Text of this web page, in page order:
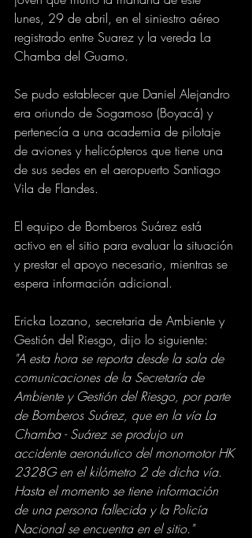
lunes, 29 de abril, en el siniestro aéreo
registrado entre Suarez y la vereda La
Chamba del Guamo.
Se pudo establecer que Daniel Alejandro
era oriundo de Sogamoso (Boyacá) y
pertenecía a una academia de pilotaje
de aviones y helicópteros que tiene una
de sus sedes en el aeropuerto Santiago
Vila de Flandes.
El equipo de Bomberos Suárez está
activo en el sitio para evaluar la situación
y prestar el apoyo necesario, mientras se
espera información adicional.
Ericka Lozano, secretaria de Ambiente y
Gestión del Riesgo, dijo lo siguiente:
"A esta hora se reporta desde la sala de
comunicaciones de la Secretaría de
Ambiente y Gestión del Riesgo, por parte
de Bomberos Suárez, que en la vía La
Chamba - Suárez se produjo un
accidente aeronáutico del monomotor HK
2328G en el kilómetro 2 de dicha vía.
Hasta el momento se tiene información
de una persona fallecida y la Policía
Nacional se encuentra en el sitio."